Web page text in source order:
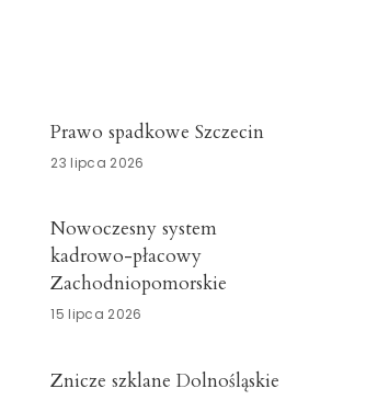
Prawo spadkowe Szczecin
23 lipca 2026
Nowoczesny system
kadrowo-płacowy
Zachodniopomorskie
15 lipca 2026
Znicze szklane Dolnośląskie